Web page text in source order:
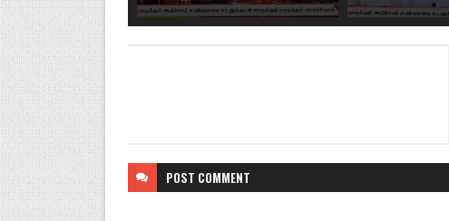
POST COMMENT